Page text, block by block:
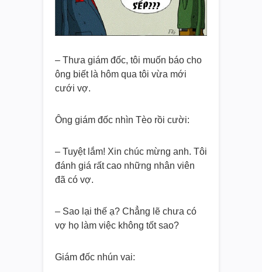
– Thưa giám đốc, tôi muốn báo cho
ông biết là hôm qua tôi vừa mới
cưới vợ.
Ông giám đốc nhìn Tèo rồi cười:
– Tuyệt lắm! Xin chúc mừng anh. Tôi
đánh giá rất cao những nhân viên
đã có vợ.
– Sao lại thế ạ? Chẳng lẽ chưa có
vợ họ làm việc không tốt sao?
Giám đốc nhún vai: